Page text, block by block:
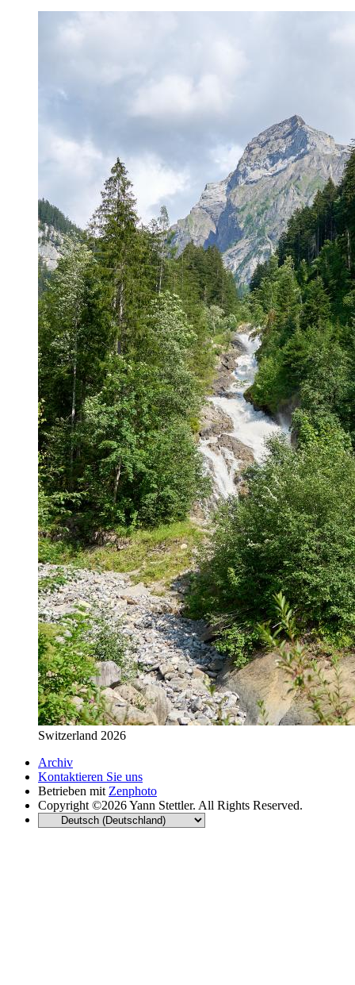
Switzerland 2026
Archiv
Kontaktieren Sie uns
Betrieben mit Zenphoto
Copyright ©2026 Yann Stettler. All Rights Reserved.